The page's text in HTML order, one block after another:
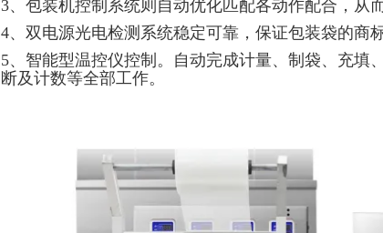
3、包装机控制系统则自动优化匹配各动作配合，从
4、双电源光电检测系统稳定可靠，保证包装袋的商标
5、智能型温控仪控制。自动完成计量、制袋、充填
断及计数等全部工作。